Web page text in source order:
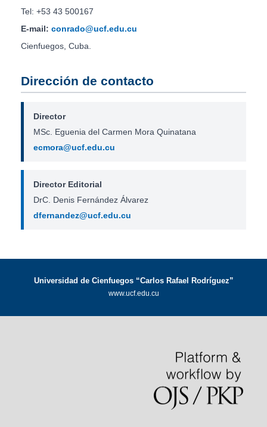
Tel: +53 43 500167
E-mail: conrado@ucf.edu.cu
Cienfuegos, Cuba.
Dirección de contacto
Director
MSc. Eguenia del Carmen Mora Quinatana
ecmora@ucf.edu.cu
Director Editorial
DrC. Denis Fernández Álvarez
dfernandez@ucf.edu.cu
Universidad de Cienfuegos “Carlos Rafael Rodríguez”
www.ucf.edu.cu